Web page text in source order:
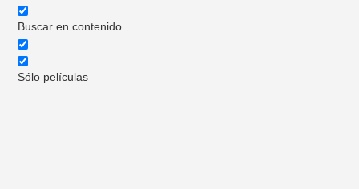
Buscar en contenido
Sólo películas